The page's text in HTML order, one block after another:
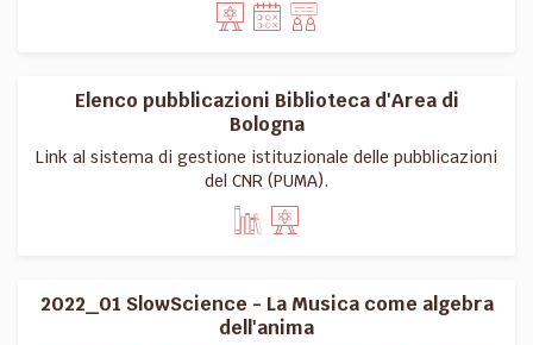
Elenco pubblicazioni Biblioteca d'Area di
Bologna
Link al sistema di gestione istituzionale delle pubblicazioni
del CNR (PUMA).
2022_01 SlowScience - La Musica come algebra
dell'anima